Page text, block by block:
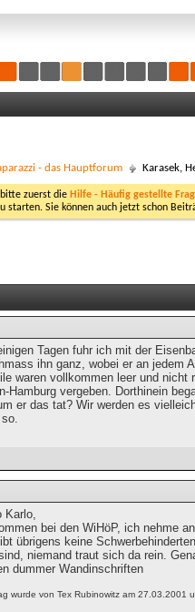
- das Hauptforum Karasek,
zuerst die Hilfe - Häufig gestellte
starten. Sie können auch jetzt schon
Tagen fuhr ich mit der
ihn ganz, wobei er an jedem
waren vollkommen leer und
Hamburg vergeben. Dorthinein
er das tat? Wir werden es
Karlo,
bei den WiHöP, ich nehme
übrigens keine
niemand traut sich da rein.
dummer Wandinschriften
wurde von Tex Rubinowitz am 27.03.2001